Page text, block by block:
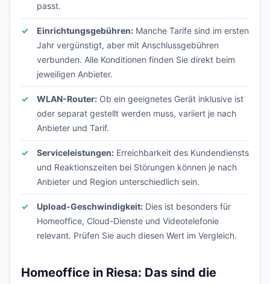
passt.
Einrichtungsgebühren: Manche Tarife sind im ersten
Jahr vergünstigt, aber mit Anschlussgebühren
verbunden. Alle Konditionen finden Sie direkt beim
jeweiligen Anbieter.
WLAN-Router: Ob ein geeignetes Gerät inklusive ist
oder separat gestellt werden muss, variiert je nach
Anbieter und Tarif.
Serviceleistungen: Erreichbarkeit des Kundendiensts
und Reaktionszeiten bei Störungen können je nach
Anbieter und Region unterschiedlich sein.
Upload-Geschwindigkeit: Dies ist besonders für
Homeoffice, Cloud-Dienste und Videotelefonie
relevant. Prüfen Sie auch diesen Wert im Vergleich.
Homeoffice in Riesa: Das sind die